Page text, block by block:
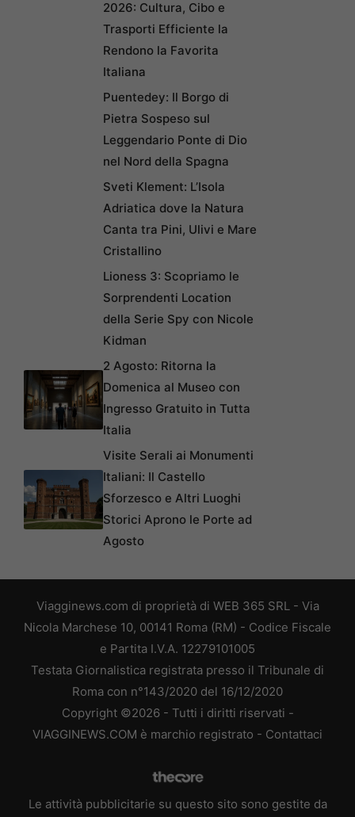
2026: Cultura, Cibo e
Trasporti Efficiente la
Rendono la Favorita
Italiana
Puentedey: Il Borgo di
Pietra Sospeso sul
Leggendario Ponte di Dio
nel Nord della Spagna
Sveti Klement: L’Isola
Adriatica dove la Natura
Canta tra Pini, Ulivi e Mare
Cristallino
Lioness 3: Scopriamo le
Sorprendenti Location
della Serie Spy con Nicole
Kidman
2 Agosto: Ritorna la
Domenica al Museo con
Ingresso Gratuito in Tutta
Italia
Visite Serali ai Monumenti
Italiani: Il Castello
Sforzesco e Altri Luoghi
Storici Aprono le Porte ad
Agosto
Viagginews.com di proprietà di WEB 365 SRL - Via
Nicola Marchese 10, 00141 Roma (RM) - Codice Fiscale
e Partita I.V.A. 12279101005
Testata Giornalistica registrata presso il Tribunale di
Roma con n°143/2020 del 16/12/2020
Copyright ©2026 - Tutti i diritti riservati -
VIAGGINEWS.COM è marchio registrato - Contattaci
Le attività pubblicitarie su questo sito sono gestite da